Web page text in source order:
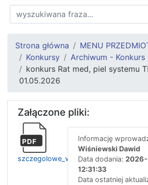
Strona główna
MENU
Konkursy
Archiwum - Konkurs
konkurs Rat med, piel systemu
01.05.2026
Załączone pliki:
PDF
Informację
Wiśniewski Dawid
Data dodania:
12:31:33
Data ostatniej